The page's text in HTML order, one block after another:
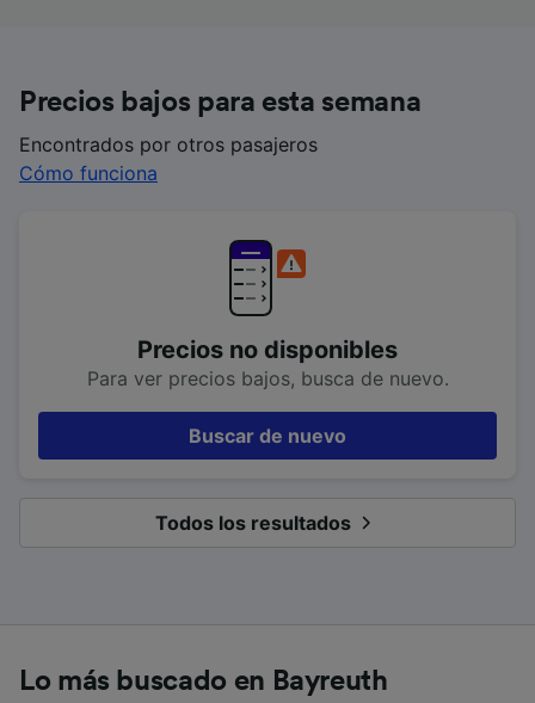
Precios bajos para esta semana
Encontrados por otros pasajeros
Cómo funciona
Precios no disponibles
Para ver precios bajos, busca de nuevo.
Buscar de nuevo
Todos los resultados
Lo más buscado en Bayreuth